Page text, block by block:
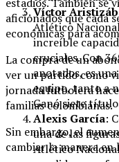
Víctor
Atlético
increíble
cruciales. Con
anotados, es
equipo, tanto a
Ganó siete
Alexis García:
una de las
Atlético
aficionados que cada
económicas para
La compra de un
ver un partido como
jornada futbolera
familias colombianas.
Sin embargo, el
cambiar la manera